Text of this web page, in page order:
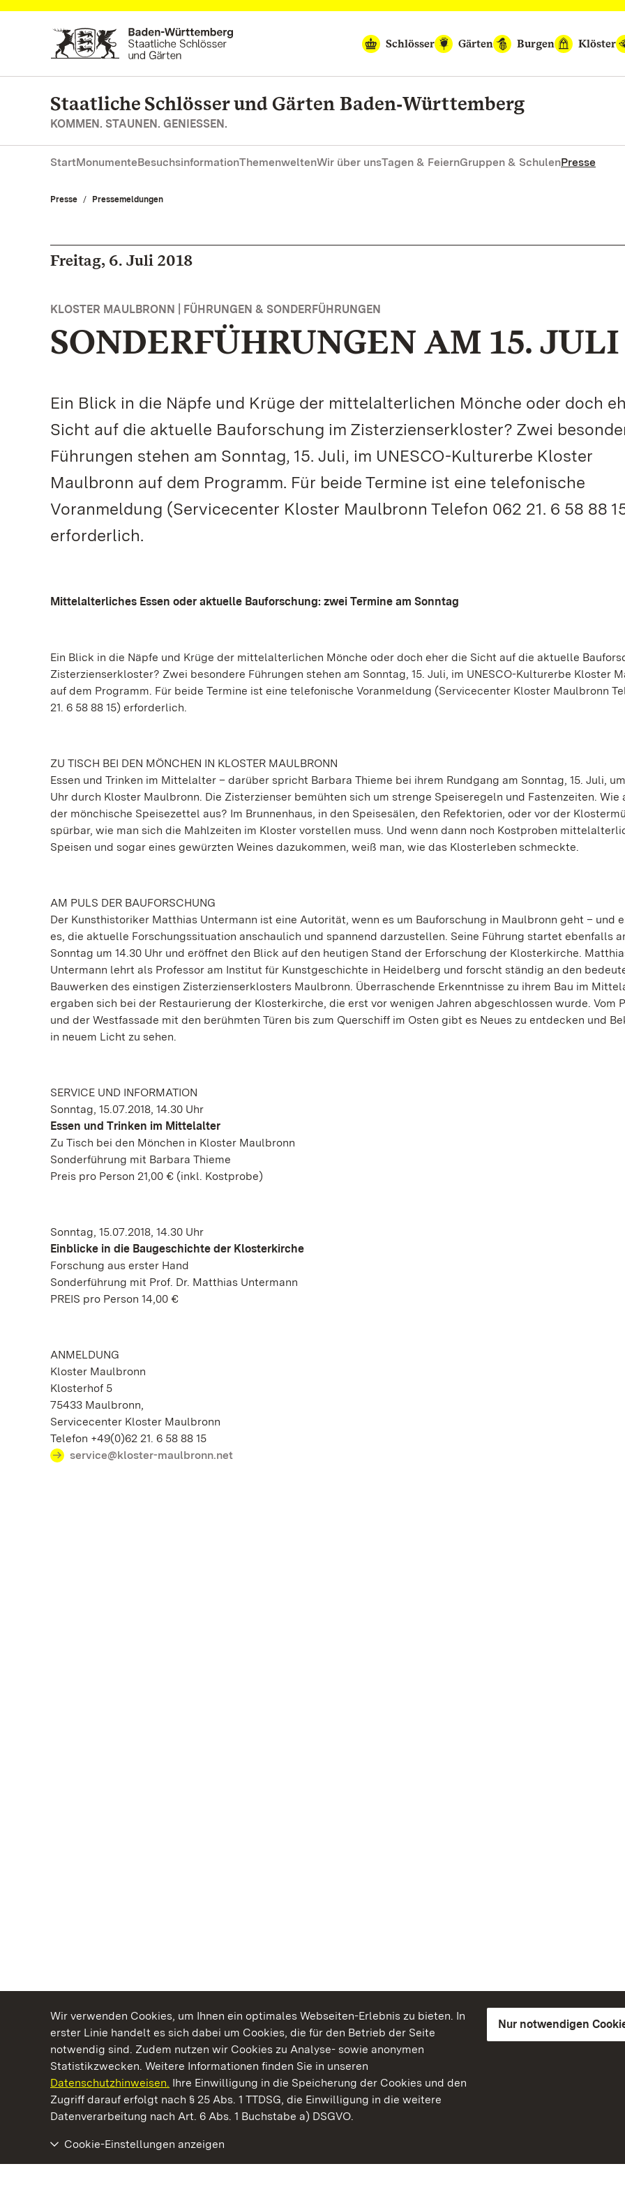
Wir verwenden Cookies, um Ihnen ein optimales Webseiten-Erlebnis zu bieten. In
erster Linie handelt es sich dabei um Cookies, die für den Betrieb der Seite
notwendig sind. Zudem nutzen wir Cookies zu Analyse- sowie anonymen
Statistikzwecken. Weitere Informationen finden Sie in unseren
Datenschutzhinweisen. Ihre Einwilligung in die Speicherung der Cookies und den
Zugriff darauf erfolgt nach § 25 Abs. 1 TTDSG, die Einwilligung in die weitere
Datenverarbeitung nach Art. 6 Abs. 1 Buchstabe a) DSGVO.
Nur notwendigen
Cookie-Einstellungen anzeigen
Zum Hauptinhalt springen
Schlösser
Gärten Burgen Klöster
Staatliche Schlösser und Gärten Baden‑Württemberg
KOMMEN. STAUNEN. GENIESSEN.
StartMonumenteBesuchsinformationThemenweltenWir über unsTagen & FeiernGruppen & SchulenPresse
Presse Pressemeldungen
Freitag, 6. Juli 2018
KLOSTER MAULBRONN | FÜHRUNGEN & SONDERFÜHRUNGEN
SONDERFÜHRUNGEN AM 15. JULI
Ein Blick in die Näpfe und Krüge der mittelalterlichen Mönche oder doch
Sicht auf die aktuelle Bauforschung im Zisterzienserkloster? Zwei
Führungen stehen am Sonntag, 15. Juli, im UNESCO-Kulturerbe Kloster
Maulbronn auf dem Programm. Für beide Termine ist eine telefonische
Voranmeldung (Servicecenter Kloster Maulbronn Telefon 062 21. 6 58 88
erforderlich.
Mittelalterliches Essen oder aktuelle Bauforschung: zwei Termine am Sonntag
Ein Blick in die Näpfe und Krüge der mittelalterlichen Mönche oder doch eher die Sicht auf die aktuelle
Zisterzienserkloster? Zwei besondere Führungen stehen am Sonntag, 15. Juli, im UNESCO-Kulturerbe Kloster
auf dem Programm. Für beide Termine ist eine telefonische Voranmeldung (Servicecenter Kloster Maulbronn
21. 6 58 88 15) erforderlich.
ZU TISCH BEI DEN MÖNCHEN IN KLOSTER MAULBRONN
Essen und Trinken im Mittelalter – darüber spricht Barbara Thieme bei ihrem Rundgang am Sonntag, 15. Juli,
Uhr durch Kloster Maulbronn. Die Zisterzienser bemühten sich um strenge Speiseregeln und Fastenzeiten. Wie
der mönchische Speisezettel aus? Im Brunnenhaus, in den Speisesälen, den Refektorien, oder vor der
spürbar, wie man sich die Mahlzeiten im Kloster vorstellen muss. Und wenn dann noch Kostproben
Speisen und sogar eines gewürzten Weines dazukommen, weiß man, wie das Klosterleben schmeckte.
AM PULS DER BAUFORSCHUNG
Der Kunsthistoriker Matthias Untermann ist eine Autorität, wenn es um Bauforschung in Maulbronn geht – und
es, die aktuelle Forschungssituation anschaulich und spannend darzustellen. Seine Führung startet ebenfalls
Sonntag um 14.30 Uhr und eröffnet den Blick auf den heutigen Stand der Erforschung der Klosterkirche.
Untermann lehrt als Professor am Institut für Kunstgeschichte in Heidelberg und forscht ständig an den
Bauwerken des einstigen Zisterzienserklosters Maulbronn. Überraschende Erkenntnisse zu ihrem Bau im
ergaben sich bei der Restaurierung der Klosterkirche, die erst vor wenigen Jahren abgeschlossen wurde. Vom
und der Westfassade mit den berühmten Türen bis zum Querschiff im Osten gibt es Neues zu entdecken und
in neuem Licht zu sehen.
SERVICE UND INFORMATION
Sonntag, 15.07.2018, 14.30 Uhr
Essen und Trinken im Mittelalter
Zu Tisch bei den Mönchen in Kloster Maulbronn
Sonderführung mit Barbara Thieme
Preis pro Person 21,00 € (inkl. Kostprobe)
Sonntag, 15.07.2018, 14.30 Uhr
Einblicke in die Baugeschichte der Klosterkirche
Forschung aus erster Hand
Sonderführung mit Prof. Dr. Matthias Untermann
PREIS pro Person 14,00 €
ANMELDUNG
Kloster Maulbronn
Klosterhof 5
75433 Maulbronn,
Servicecenter Kloster Maulbronn
Telefon +49(0)62 21. 6 58 88 15
service@kloster-maulbronn.net
Kommen. Staunen. Genießen.